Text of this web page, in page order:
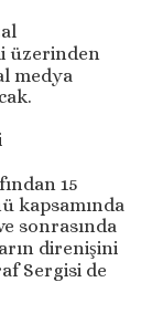
üzerinden
medya
15
kapsamında
sonrasında
direnişini
Sergisi de